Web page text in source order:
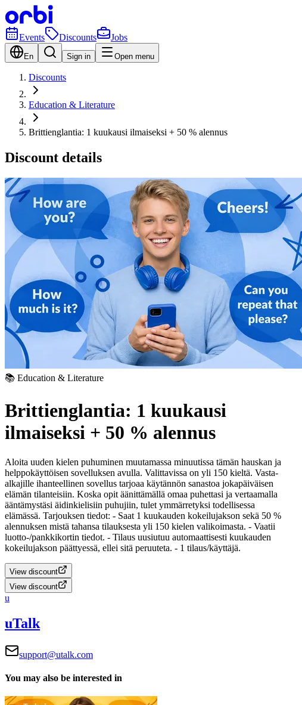
Events Discounts Jobs
En Sign in Open menu
Discounts
Education & Literature
Brittienglantia: 1 kuukausi ilmaiseksi + 50 % alennus
Discount details
📚 Education & Literature
Brittienglantia: 1 kuukausi
ilmaiseksi + 50 % alennus
Aloita uuden kielen puhuminen muutamassa minuutissa tämän hauskan ja
helppokäyttöisen sovelluksen avulla. Valittavissa on yli 150 kieltä. Vasta-
alkajille ihanteellinen sovellus tarjoaa käytännön sanastoa jokapäiväisen
elämän tilanteisiin. Koska opit äänittämällä omaa puhettasi ja vertaamalla
ääntämystäsi äidinkielisiin puhujiin, tulet ymmärretyksi todellisessa
elämässä. Tarjouksen tiedot: - Saat 1 kuukauden kokeilujakson sekä 50 %
alennuksen mistä tahansa tilauksesta yli 150 kielen valikoimasta. - Vaatii
luotto-/pankkikortin tiedot. - Tilaus uusiutuu automaattisesti kuukauden
kokeilujakson päättyessä, ellei sitä peruuteta. - 1 tilaus/käyttäjä.
View discount
View discount
u
uTalk
support@utalk.com
You may also be interested in